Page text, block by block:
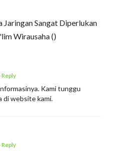
Sangat Diperlukan
Wirausaha()
Reply
Kami tunggu
di website kami.
Reply